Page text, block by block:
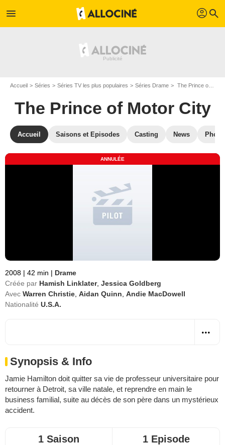
menu profil search
Accueil Séries Séries TV les plus populaires Séries Drame The Prince of Motor City
The Prince of Motor City
Accueil Saisons et Episodes Casting News
ANNULÉE
2008 | 42 min | Drame
Créée par Hamish Linklater, Jessica Goldberg
Avec Warren Christie Aidan Quinn Andie MacDowell
Nationalité U.S.A.
Synopsis & Info
Jamie Hamilton doit quitter sa vie de professeur universitaire pour
retourner à Detroit, sa ville natale, et reprendre en main le
business familial, suite au décès de son père dans un mystérieux
accident.
1 Saison 1 Episode